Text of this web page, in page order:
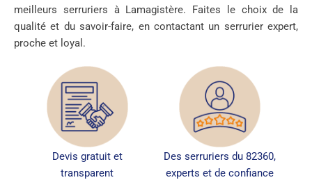
meilleurs serruriers à Lamagistère. Faites le choix de la
qualité et du savoir-faire, en contactant un serrurier expert,
proche et loyal.
Devis gratuit et
transparent
Des serruriers du 82360,
experts et de confiance